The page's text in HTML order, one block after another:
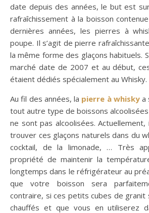
date depuis des années, le but est
rafraîchissement à la boisson
dernières années, les pierres à
poupe. Il s’agit de pierre
la même forme des glaçons habituels.
marché date de 2007 et au début,
étaient dédiés spécialement au Whisky.
Au fil des années, la pierre à whiskya
tout autre type de boissons
ne sont pas alcoolisées. Actuellement,
trouver ces glaçons naturels dans du
cocktail, de la limonade, … Très
propriété de maintenir la
longtemps dans le réfrigérateur au
que votre boisson sera
contraire, si ces petits cubes de granit
chauffés et que vous en utiliserez